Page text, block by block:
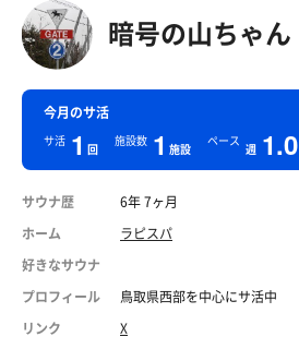
暗号の山ちゃん
今月のサ活
サ活 1 回
施設数 1 施設
ペース
週 1.0
サウナ歴
6年 7ヶ月
ホーム
ラピスパ
好きなサウナ
プロフィール
鳥取県西部を中心にサ活中
リンク
X